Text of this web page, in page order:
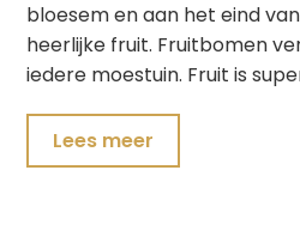
bloesem en aan het eind
heerlijke fruit. Fruitbomen
iedere moestuin. Fruit is
Lees meer